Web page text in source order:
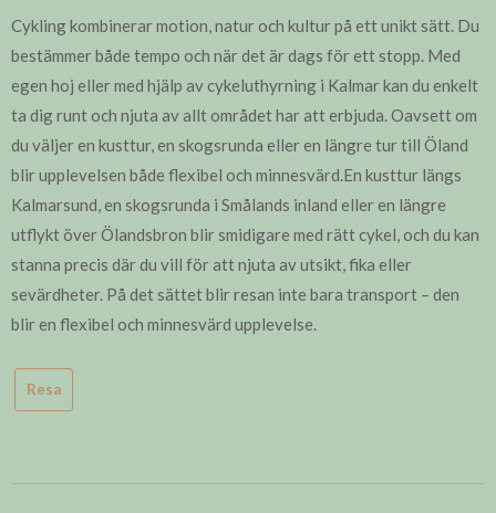
Cykling kombinerar motion, natur och kultur på ett unikt sätt. Du
bestämmer både tempo och när det är dags för ett stopp. Med
egen hoj eller med hjälp av cykeluthyrning i Kalmar kan du enkelt
ta dig runt och njuta av allt området har att erbjuda. Oavsett om
du väljer en kusttur, en skogsrunda eller en längre tur till Öland
blir upplevelsen både flexibel och minnesvärd.En kusttur längs
Kalmarsund, en skogsrunda i Smålands inland eller en längre
utflykt över Ölandsbron blir smidigare med rätt cykel, och du kan
stanna precis där du vill för att njuta av utsikt, fika eller
sevärdheter. På det sättet blir resan inte bara transport – den
blir en flexibel och minnesvärd upplevelse.
Resa